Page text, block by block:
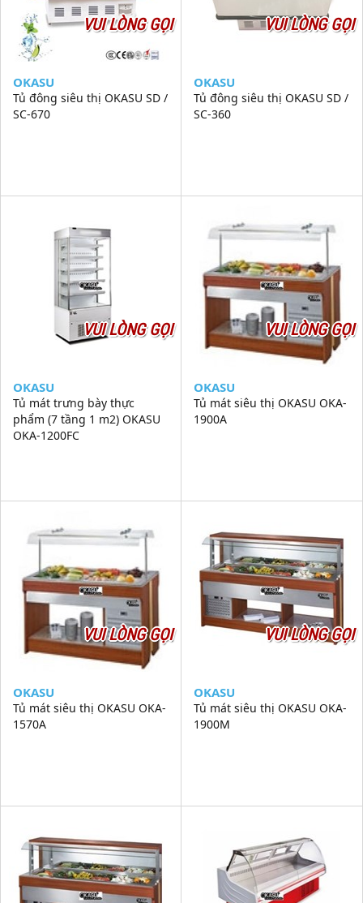
VUI LÒNG GỌI
OKASU
Tủ đông siêu thị OKASU SD /
SC-670
VUI LÒNG GỌI
OKASU
Tủ đông siêu thị OKASU SD /
SC-360
VUI LÒNG GỌI
OKASU
Tủ mát trưng bày thực
phẩm (7 tầng 1 m2) OKASU
OKA-1200FC
VUI LÒNG GỌI
OKASU
Tủ mát siêu thị OKASU OKA-
1900A
VUI LÒNG GỌI
OKASU
Tủ mát siêu thị OKASU OKA-
1570A
VUI LÒNG GỌI
OKASU
Tủ mát siêu thị OKASU OKA-
1900M